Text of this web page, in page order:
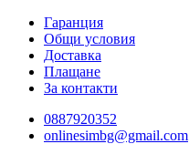
Гаранция
Общи условия
Доставка
Плащане
За контакти
0887920352
onlinesimbg@gmail.com